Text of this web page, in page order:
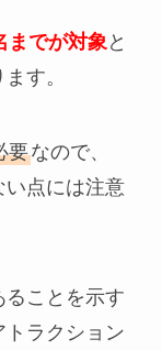
までが対象 と
す。
要なので、
い点には注意
ことを示す
ラクション